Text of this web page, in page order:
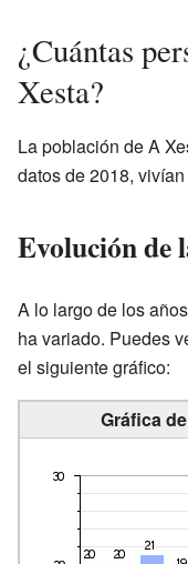
¿Cuántas
Xesta?
La población de A
datos de 2018,
Evolución de
A lo largo de los
ha variado. Puedes
el siguiente gráfico:
Gráfica